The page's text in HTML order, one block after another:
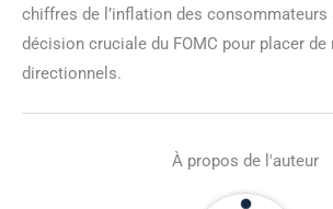
chiffres de l’inflation des
décision cruciale du FOMC pour placer de
directionnels.
À propos de l'auteur